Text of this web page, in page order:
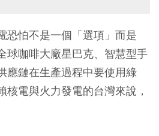
恐怕不是一個「選項」而是
球咖啡大廠星巴克、智慧型手
應鏈在生產過程中要使用綠
核電與火力發電的台灣來說，